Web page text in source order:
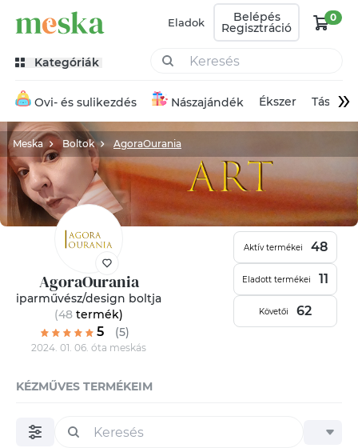
Eladok Belépés
Regisztráció
0
Kategóriák
Ovi- és sulikezdés Nászajándék Ékszer Táska»
Meska Boltok AgoraOurania
AgoraOurania
iparművész/design boltja
(48 termék)
5 (5)
2024. 01. 06. óta meskás
Aktív termékei 48
Eladott termékei 11
Követői 62
KÉZMŰVES TERMÉKEIM